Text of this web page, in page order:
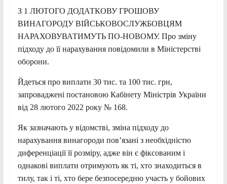
З 1 ЛЮТОГО ДОДАТКОВУ ГРОШОВУ
ВИНАГОРОДУ ВІЙСЬКОВОСЛУЖБОВЦЯМ
НАРАХОВУВАТИМУТЬ ПО-НОВОМУ. Про зміну
підходу до її нарахування повідомили в Міністерстві
оборони.
Йдеться про виплати 30 тис. та 100 тис. грн,
запроваджені постановою Кабінету Міністрів України
від 28 лютого 2022 року № 168.
Як зазначають у відомстві, зміна підходу до
нарахування винагороди пов’язані з необхідністю
диференціації її розміру, адже він є фіксованим і
однакові виплати отримують як ті, хто знаходиться в
тилу, так і ті, хто бере безпосередню участь у бойових